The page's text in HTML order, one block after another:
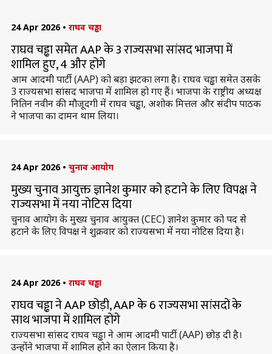
24 Apr 2026 • राघव चड्ढा
राघव चड्ढा समेत AAP के 3 राज्यसभा सांसद भाजपा में
शामिल हुए, 4 और होंगे
आम आदमी पार्टी (AAP) को बड़ा झटका लगा है। राघव चड्ढा समेत उसके
3 राज्यसभा सांसद भाजपा में शामिल हो गए हैं। भाजपा के राष्ट्रीय अध्यक्ष
नितिन नवीन की मौजूदगी में राघव चड्ढा, अशोक मित्तल और संदीप पाठक
ने भाजपा का दामन थाम लिया।
24 Apr 2026 • चुनाव आयोग
मुख्य चुनाव आयुक्त ज्ञानेश कुमार को हटाने के लिए विपक्ष ने
राज्यसभा में नया नोटिस दिया
चुनाव आयोग के मुख्य चुनाव आयुक्त (CEC) ज्ञानेश कुमार को पद से
हटाने के लिए विपक्ष ने शुक्रवार को राज्यसभा में नया नोटिस दिया है।
24 Apr 2026 • राघव चड्ढा
राघव चड्ढा ने AAP छोड़ी, AAP के 6 राज्यसभा सांसदों के
साथ भाजपा में शामिल होंगे
राज्यसभा सांसद राघव चड्ढा ने आम आदमी पार्टी (AAP) छोड़ दी है।
उन्होंने भाजपा में शामिल होने का ऐलान किया है।